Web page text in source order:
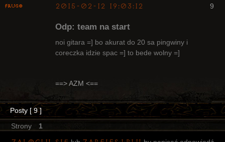
9
Frugo 2015-02-12 19:03:12
Odp: team na start
noi gitara =] bo akurat do 20 sa pingwiny i
coreczka idzie spac =] to bede wolny =]
==> AZM <==
Posty [ 9 ]
Strony
1